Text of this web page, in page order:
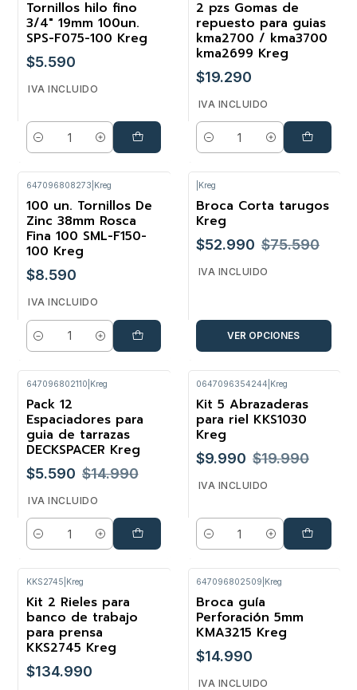
Tornillos hilo fino
3/4" 19mm 100un.
SPS-F075-100 Kreg
$5.590
IVA INCLUIDO
Cantidad
2 pzs Gomas de
repuesto para guias
kma2700 / kma3700
kma2699 Kreg
$19.290
IVA INCLUIDO
Cantidad
647096808273 Kreg
100 un. Tornillos De
Zinc 38mm Rosca
Fina 100 SML-F150-
100 Kreg
$8.590
IVA INCLUIDO
Cantidad
-30%
Kreg
Broca Corta tarugos
Kreg
$52.990 $75.590
IVA INCLUIDO
VER OPCIONES
-63%
647096802110 Kreg
Pack 12
Espaciadores para
guia de tarrazas
DECKSPACER Kreg
$5.590 $14.990
IVA INCLUIDO
Cantidad
-50%
0647096354244 Kreg
Kit 5 Abrazaderas
para riel KKS1030
Kreg
$9.990 $19.990
IVA INCLUIDO
Cantidad
KKS2745 Kreg
Kit 2 Rieles para
banco de trabajo
para prensa
KKS2745 Kreg
$134.990
647096802509 Kreg
Broca guía
Perforación 5mm
KMA3215 Kreg
$14.990
IVA INCLUIDO